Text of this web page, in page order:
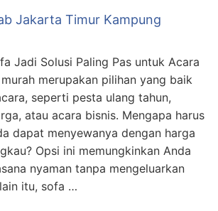
Jakarta Timur Kampung
Jadi Solusi Paling Pas untuk Acara
merupakan pilihan yang baik
seperti pesta ulang tahun,
atau acara bisnis. Mengapa harus
dapat menyewanya dengan harga
Opsi ini memungkinkan Anda
nyaman tanpa mengeluarkan
itu, sofa …